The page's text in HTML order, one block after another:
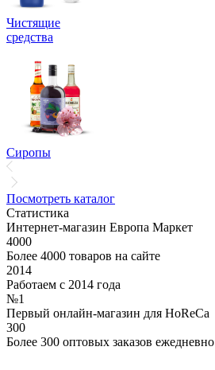
Чистящие
средства
Сиропы
Посмотреть каталог
Статистика
Интернет-магазин Европа Маркет
4000
Более 4000 товаров на сайте
2014
Работаем с 2014 года
№1
Первый онлайн-магазин для HoReCa
300
Более 300 оптовых заказов ежедневно